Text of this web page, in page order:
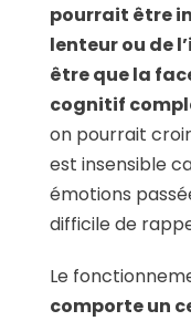
pourrait être
lenteur ou de
être que la
cognitif
on pourrait
est insensible
émotions
difficile de
Le
comporte un